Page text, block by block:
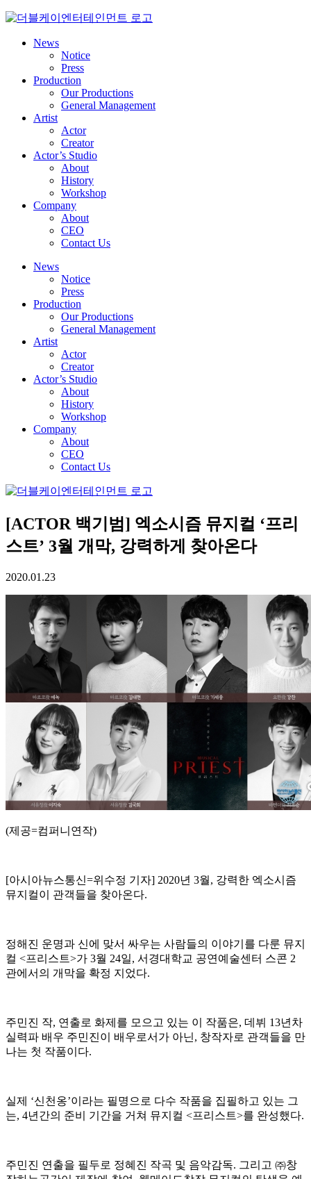
Skip
contentNews
Notice
Press
Production
Our Productions
General Management
Artist
Actor
Creator
Actor’s Studio
About
History
Workshop
Company
About
CEO
Contact Us
News
Notice
Press
Production
Our Productions
General Management
Artist
Actor
Creator
Actor’s Studio
About
History
Workshop
Company
About
CEO
Contact Us
[ACTOR 백기범] 엑소시즘 뮤지컬 ‘프리
스트’ 3월 개막, 강력하게 찾아온다
2020.01.23
(제공=컴퍼니연작)
[아시아뉴스통신=위수정 기자] 2020년 3월, 강력한 엑소시즘
뮤지컬이 관객들을 찾아온다.
정해진 운명과 신에 맞서 싸우는 사람들의 이야기를 다룬 뮤지
컬 <프리스트>가 3월 24일, 서경대학교 공연예술센터 스콘 2
관에서의 개막을 확정 지었다.
주민진 작, 연출로 화제를 모으고 있는 이 작품은, 데뷔 13년차
실력파 배우 주민진이 배우로서가 아닌, 창작자로 관객들을 만
나는 첫 작품이다.
실제 ‘신천옹’이라는 필명으로 다수 작품을 집필하고 있는 그
는, 4년간의 준비 기간을 거쳐 뮤지컬 <프리스트>를 완성했다.
주민진 연출을 필두로 정혜진 작곡 및 음악감독. 그리고 ㈜창